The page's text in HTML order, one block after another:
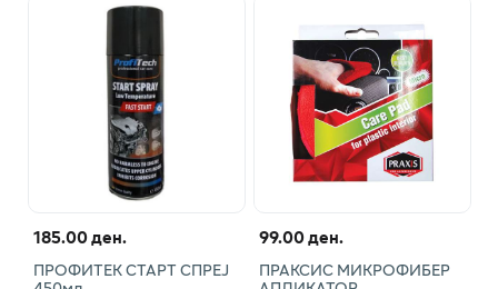
185.00 ден.
ПРОФИТЕК СТАРТ СПРЕЈ
99.00 ден.
ПРАКСИС МИКРОФИБЕР